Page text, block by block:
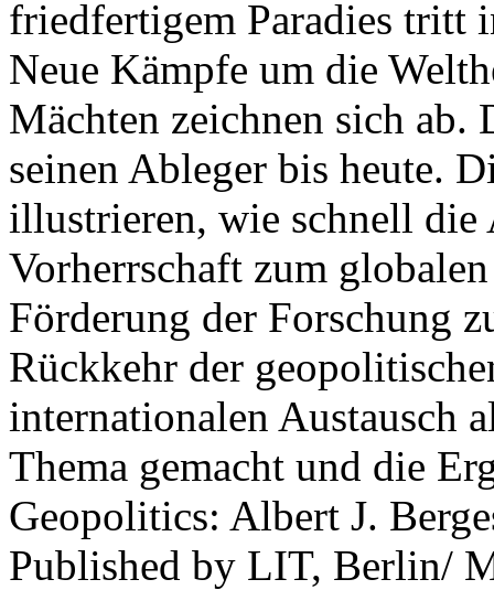
friedfertigem Paradies tritt
Neue Kämpfe um die
Mächten zeichnen sich
seinen Ableger bis heute.
illustrieren, wie schnell die
Vorherrschaft zum
Förderung der Forschung
Rückkehr der
internationalen Austausch
Thema gemacht und die
Geopolitics: Albert J.
Published by LIT, Berlin/